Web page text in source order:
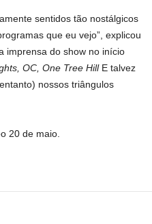
sentidos tão nostálgicos
que eu vejo”, explicou
imprensa do show no início
OC, One Tree HillE talvez
nossos triângulos
20 de maio.